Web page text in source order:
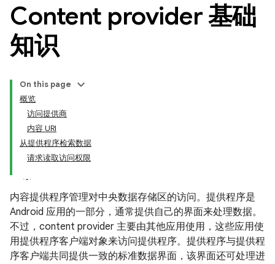
Content provider 基础
知识
On this page
概览
访问提供商
内容 URI
从提供程序检索数据
请求读取访问权限
内容提供程序管理对中央数据存储区的访问。提供程序是
Android 应用的一部分，通常提供自己的界面来处理数据。
不过，content provider 主要由其他应用使用，这些应用使
用提供程序客户端对象来访问提供程序。提供程序与提供程
序客户端共同提供一致的标准数据界面，该界面还可处理进